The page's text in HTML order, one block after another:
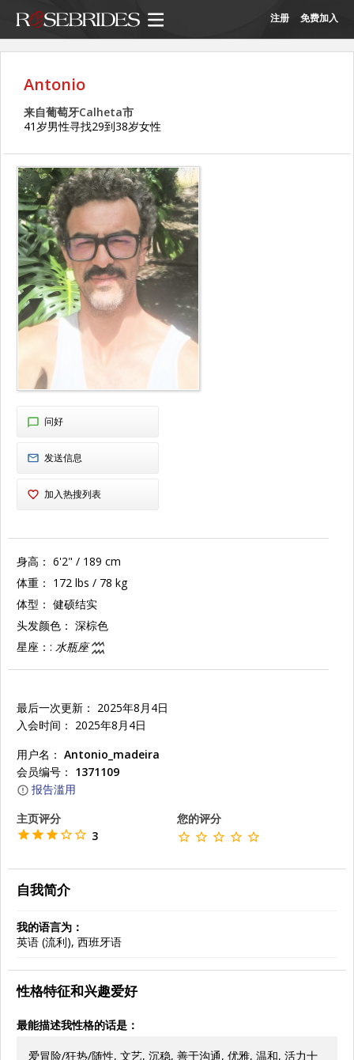
注册 免费加入
Antonio
来自葡萄牙Calheta市
41岁男性寻找29到38岁女性
问好
发送信息
加入热搜列表
身高： 6'2" / 189 cm
体重： 172 lbs / 78 kg
体型： 健硕结实
头发颜色： 深棕色
星座：: 水瓶座
最后一次更新： 2025年8月4日
入会时间： 2025年8月4日
用户名： Antonio_madeira
会员编号： 1371109
报告滥用
主页评分
3
您的评分
自我简介
我的语言为：
英语 (流利), 西班牙语
性格特征和兴趣爱好
最能描述我性格的话是：
爱冒险/狂热/随性, 文艺, 沉稳, 善于沟通, 优雅, 温和, 活力十